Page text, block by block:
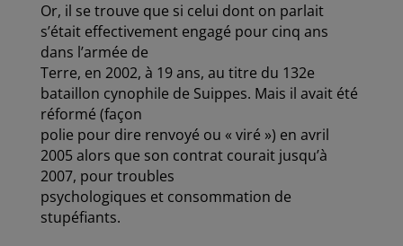
Or, il se trouve que si celui dont on parlait
s’était effectivement engagé pour cinq ans
dans l’armée de
Terre, en 2002, à 19 ans, au titre du 132e
bataillon cynophile de Suippes. Mais il avait été
réformé (façon
polie pour dire renvoyé ou « viré ») en avril
2005 alors que son contrat courait jusqu’à
2007, pour troubles
psychologiques et consommation de
stupéfiants.